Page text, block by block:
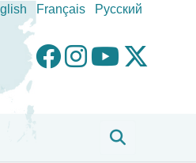
Français Pусский